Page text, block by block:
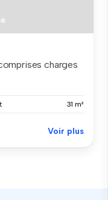
charges
31 m²
Voir plus